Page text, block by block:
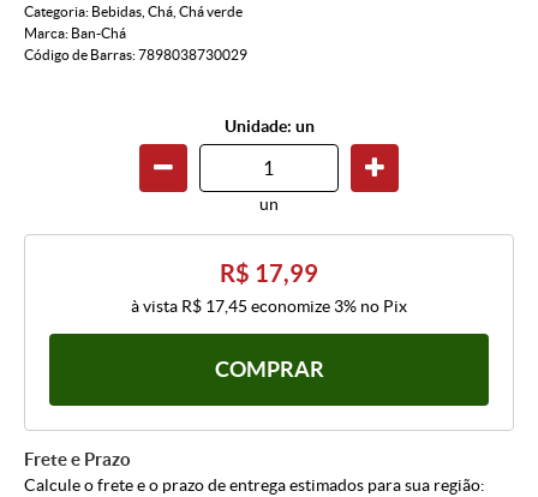
Categoria: Bebidas Chá Chá verde
Marca: Ban-Chá
Código de Barras:7898038730029
Unidade: un
un
R$ 17,99
à vista R$ 17,45 economize 3% no Pix
COMPRAR
Frete e Prazo
Calcule o frete e o prazo de entrega estimados para sua região: